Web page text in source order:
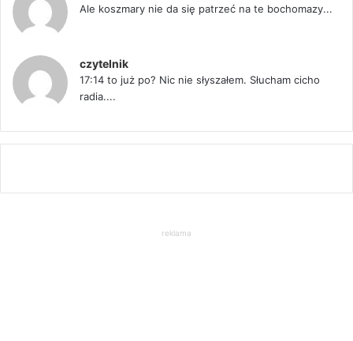
Ale koszmary nie da się patrzeć na te bochomazy...
czytelnik
17:14 to już po? Nic nie słyszałem. Słucham cicho
radia....
reklama